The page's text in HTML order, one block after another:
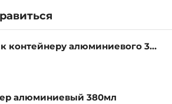
Крышка к контейнеру алюминиевого 380мл
алюминиевый 380мл